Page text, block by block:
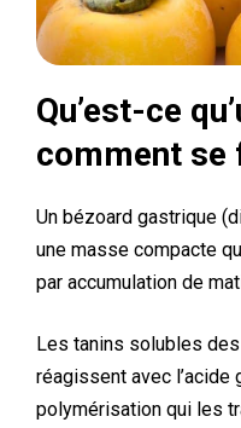
Qu’est-ce
comment
Un bézoard gastrique
une masse compacte
par accumulation de
Les tanins solubles
réagissent avec l’acide
polymérisation qui les